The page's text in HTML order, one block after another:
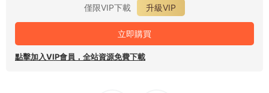
僅限VIP下載
升級VIP
立即購買
點擊加入VIP會員，全站資源免費下載